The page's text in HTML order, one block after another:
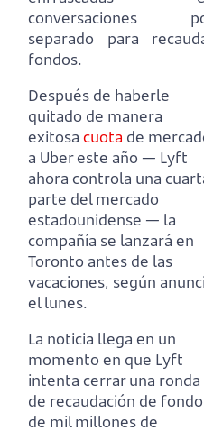
conversaciones
separado para
fondos.
Después de haberle
quitado de manera
exitosa cuota de
a Uber este año — Lyft
ahora controla una
parte del mercado
estadounidense — la
compañía se lanzará en
Toronto antes de las
vacaciones, según
el lunes.
La noticia llega en un
momento en que Lyft
intenta cerrar una ronda
de recaudación de
de mil millones de